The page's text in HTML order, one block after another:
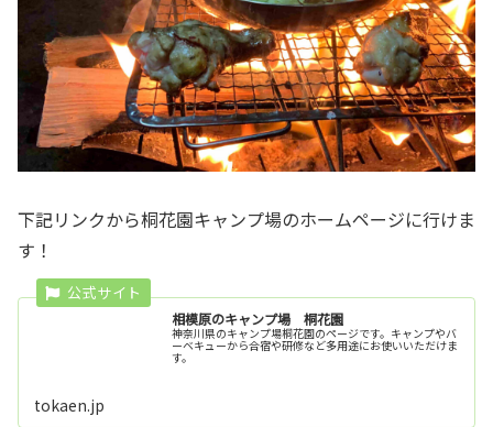
下記リンクから桐花園キャンプ場のホームページに行けま
す！
相模原のキャンプ場 桐花園
神奈川県のキャンプ場桐花園のページです。キャンプやバ
ーベキューから合宿や研修など多用途にお使いいただけま
す。
tokaen.jp